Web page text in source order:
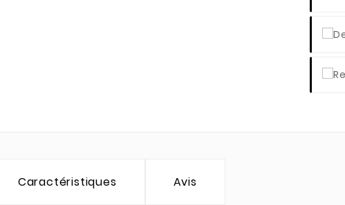
Caractéristiques Avis